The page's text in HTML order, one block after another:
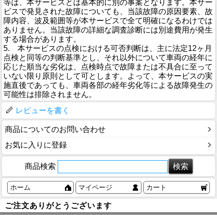
等は、本サービスとは基本的に別の事案となります。本サー
ビスで発見された故障についても、当該故障の原因要素、故
障内容、波及範囲等が本サービスで全て明確になるわけでは
ありません。当該故障の詳細な調査診断には別途費用が発生
する場合があります。
5. 本サービスの点検における可否判断は、主に法定12ヶ月
点検と同等の判断基準とし、それ以外について車両の経年に
応じた順当な劣化は、点検時点で故障または不具合に至って
いない限り原則として可とします。よって、本サービスの実
施直後であっても、車両各部の経年劣化等による故障発生の
可能性は排除されません。
レビューを書く
商品についてのお問い合わせ
お気に入りに登録
商品検索
ホーム マイページ カート
ご注文ありがとうございます